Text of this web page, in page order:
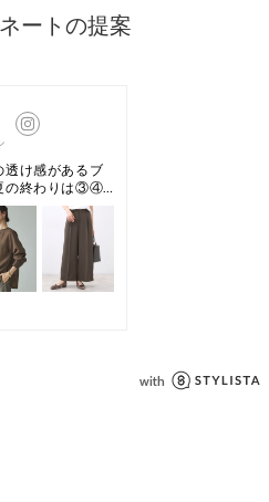
ュアル感をプラスすれば、フラ
好相性です。
を選ばず活躍します。
も色味が違って見える場合があ
ートフォンなどの環境により、
る場合もございます。